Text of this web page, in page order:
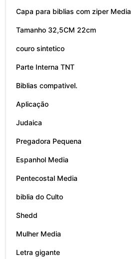
Capa para biblias com ziper Media
Tamanho 32,5CM 22cm
couro sintetico
Parte Interna TNT
Biblias compativel.
Aplicação
Judaica
Pregadora Pequena
Espanhol Media
Pentecostal Media
biblia do Culto
Shedd
Mulher Media
Letra gigante